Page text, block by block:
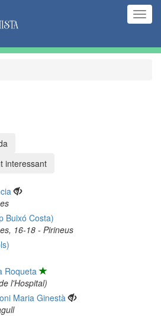
interessant
Buixó Costa)
16-18 - Pirineus
Roqueta
l'Hospital)
Maria Ginestà